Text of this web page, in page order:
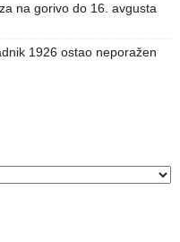
na gorivo do 16. avgusta
1926 ostao neporažen